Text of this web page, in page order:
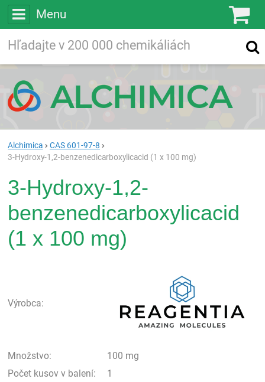
Menu
Vyhľadávanie
Alchimica
CAS 601-97-8
3-Hydroxy-1,2-benzenedicarboxylicacid (1 x 100 mg)
3-Hydroxy-1,2-
benzenedicarboxylicacid
(1 x 100 mg)
Výrobca:
Množstvo:
100 mg
Počet kusov v balení:
1